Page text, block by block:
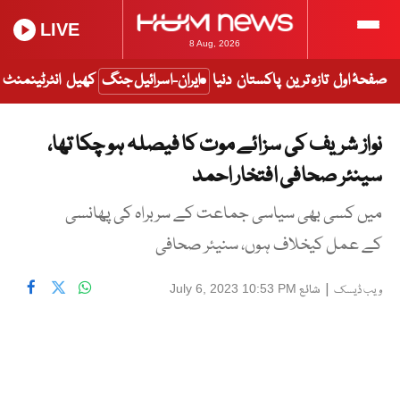
8 Aug, 2026
LIVE
صفحۂ اول تازہ ترین پاکستان دنیا ایران-اسرائیل جنگ کھیل انٹرٹینمنٹ
نواز شریف کی سزائے موت کا فیصلہ ہو چکا تھا،
سینئر صحافی افتخار احمد
میں کسی بھی سیاسی جماعت کے سربراہ کی پھانسی
کے عمل کیخلاف ہوں، سنیئر صحافی
ویب ڈیسک | شائع July 6, 2023 10:53 PM